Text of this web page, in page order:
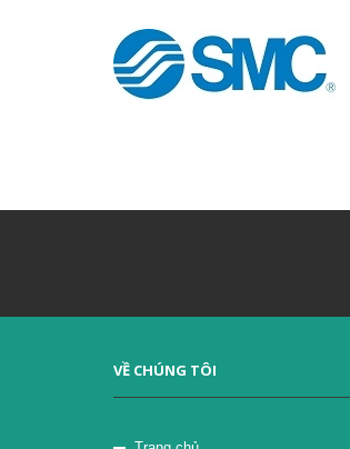
VỀ CHÚNG TÔI